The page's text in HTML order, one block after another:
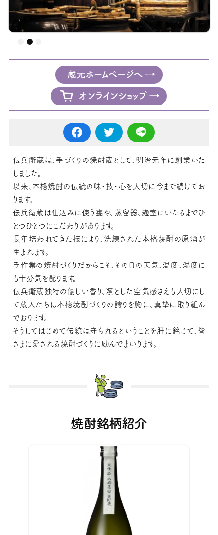
蔵元ホームページへ
オンラインショップ
伝兵衛蔵は、手づくりの焼酎蔵として、明治元年に創業いた
しました。
以来、本格焼酎の伝統の味・技・心を大切に今まで続けてお
ります。
伝兵衛蔵は仕込みに使う甕や、蒸留器、麹室にいたるまでひ
とつひとつにこだわりがあります。
長年培われてきた技により、洗練された本格焼酎の原酒が
生まれます。
手作業の焼酎づくりだからこそ、その日の天気、温度、湿度に
も十分気を配ります。
伝兵衛蔵独特の優しい香り、凛とした空気感さえも大切にし
て蔵人たちは本格焼酎づくりの誇りを胸に、真摯に取り組ん
でおります。
そうしてはじめて伝統は守られるということを肝に銘じて、皆
さまに愛される焼酎づくりに励んでまいります。
焼酎銘柄紹介